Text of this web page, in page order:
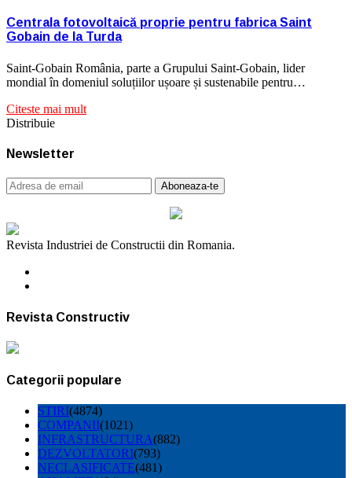
Centrala fotovoltaică proprie pentru fabrica Saint
Gobain de la Turda
Saint-Gobain România, parte a Grupului Saint-Gobain, lider
mondial în domeniul soluțiilor ușoare și sustenabile pentru…
Citeste mai mult
Distribuie
Newsletter
Revista Industriei de Constructii din Romania.
Revista Constructiv
Categorii populare
STIRI(4874)
COMPANII(1021)
INFRASTRUCTURA(882)
DEZVOLTATORI(793)
NECLASIFICATE(481)